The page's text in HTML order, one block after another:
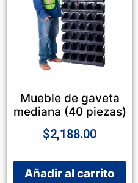
Mueble de gaveta
mediana (40 piezas)
$2,188.00
Añadir al carrito